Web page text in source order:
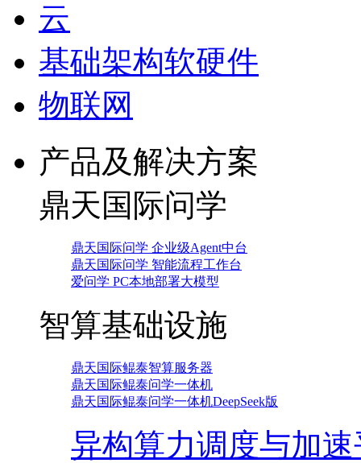
云
基础架构软硬件
物联网
产品及解决方案
鼎天国际问学
鼎天国际问学 企业级Agent中台
鼎天国际问学 智能流程工作台
爱问学 PC本地部署大模型
智算基础设施
鼎天国际鲲泰智算服务器
鼎天国际鲲泰问学一体机
鼎天国际鲲泰问学一体机DeepSeek版
异构算力调度与加